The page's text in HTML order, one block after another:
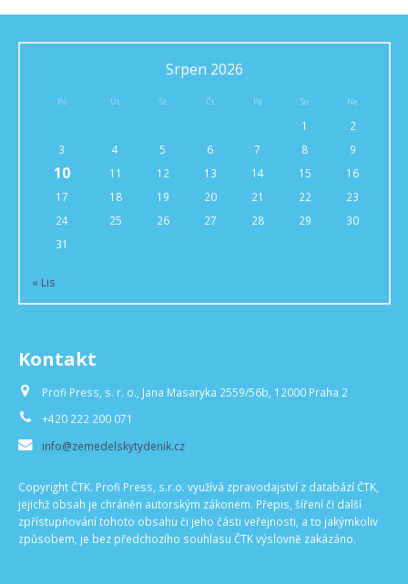
Srpen 2026
Po Út St Čt Pá So Ne
1
2
3
4 5 6 7 8 9
10 11 12 13 14 15
16
17
18 19 20 21 22
23
24
25 26 27 28 29
30
31
« Lis
Kontakt
Profi Press, s. r. o., Jana Masaryka 2559/56b, 12000 Praha 2
+420 222 200 071
info@zemedelskytydenik.cz
Copyright ČTK. Profi Press, s.r.o. využívá zpravodajství z databází ČTK,
jejichž obsah je chráněn autorským zákonem. Přepis, šíření či další
zpřístupňování tohoto obsahu či jeho části veřejnosti, a to jakýmkoliv
způsobem, je bez předchozího souhlasu ČTK výslovně zakázáno.